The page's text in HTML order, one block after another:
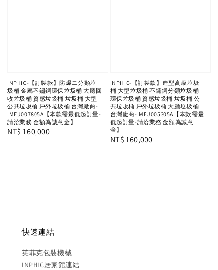
INPHIC-【訂製款】防爆二分類垃
圾桶 金屬不鏽鋼環保垃圾桶 大廳回
收垃圾桶 質感垃圾桶 垃圾桶 大型
公共垃圾桶 戶外垃圾桶 台灣廠商-
IMEU007805A【本款需最低起訂量-
請洽業務 金額為誠意金】
Regular
NT$ 160,000
INPHIC-【訂製款】造型高級垃圾
桶 大型垃圾桶 不鏽鋼分類垃圾桶
環保垃圾桶 質感垃圾桶 垃圾桶 公
共垃圾桶 戶外垃圾桶 大廳垃圾桶
台灣廠商-IMEU005305A【本款需最
低起訂量-請洽業務 金額為誠意
金】
Regular
NT$ 160,000
快速連結
英菲克包裝機械
INPHIC居家館連結